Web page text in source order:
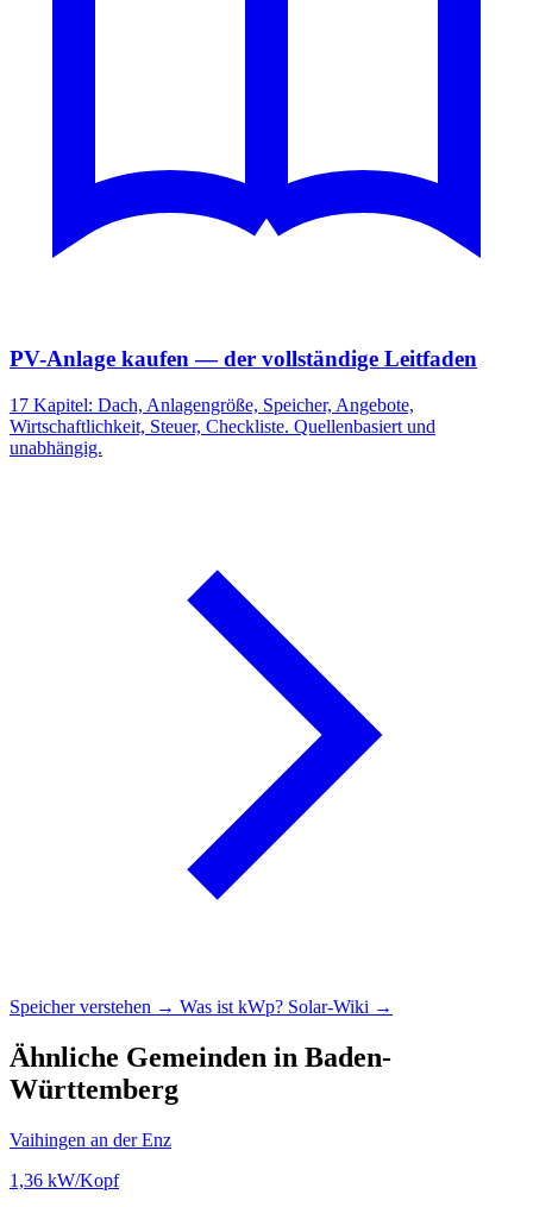
PV-Anlage kaufen — der vollständige Leitfaden
17 Kapitel: Dach, Anlagengröße, Speicher, Angebote,
Wirtschaftlichkeit, Steuer, Checkliste. Quellenbasiert und
unabhängig.
Speicher verstehen → Was ist kWp? Solar-Wiki →
Ähnliche Gemeinden in Baden-
Württemberg
Vaihingen an der Enz
1,36 kW/Kopf